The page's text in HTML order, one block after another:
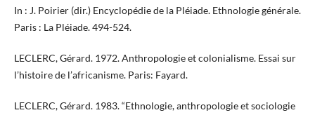
In : J. Poirier (dir.) Encyclopédie de la Pléiade. Ethnologie générale.
Paris : La Pléiade. 494-524.
LECLERC, Gérard. 1972. Anthropologie et colonialisme. Essai sur
l’histoire de l’africanisme. Paris: Fayard.
LECLERC, Gérard. 1983. “Ethnologie, anthropologie et sociologie